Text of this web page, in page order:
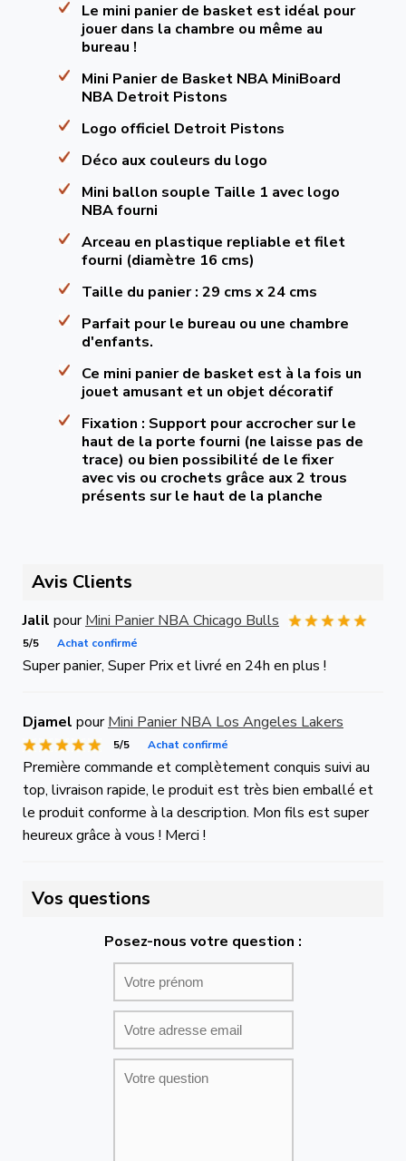
Le mini panier de basket est idéal pour
jouer dans la chambre ou même au
bureau !
Mini Panier de Basket NBA MiniBoard
NBA Detroit Pistons
Logo officiel Detroit Pistons
Déco aux couleurs du logo
Mini ballon souple Taille 1 avec logo
NBA fourni
Arceau en plastique repliable et filet
fourni (diamètre 16 cms)
Taille du panier : 29 cms x 24 cms
Parfait pour le bureau ou une chambre
d'enfants.
Ce mini panier de basket est à la fois un
jouet amusant et un objet décoratif
Fixation : Support pour accrocher sur le
haut de la porte fourni (ne laisse pas de
trace) ou bien possibilité de le fixer
avec vis ou crochets grâce aux 2 trous
présents sur le haut de la planche
Avis Clients
Jalil pourMini Panier NBA Chicago Bulls
5/5 Achat confirmé
Super panier, Super Prix et livré en 24h en plus !
Djamel pourMini Panier NBA Los Angeles Lakers
5/5 Achat confirmé
Première commande et complètement conquis suivi au
top, livraison rapide, le produit est très bien emballé et
le produit conforme à la description. Mon fils est super
heureux grâce à vous ! Merci !
Vos questions
Posez-nous votre question :